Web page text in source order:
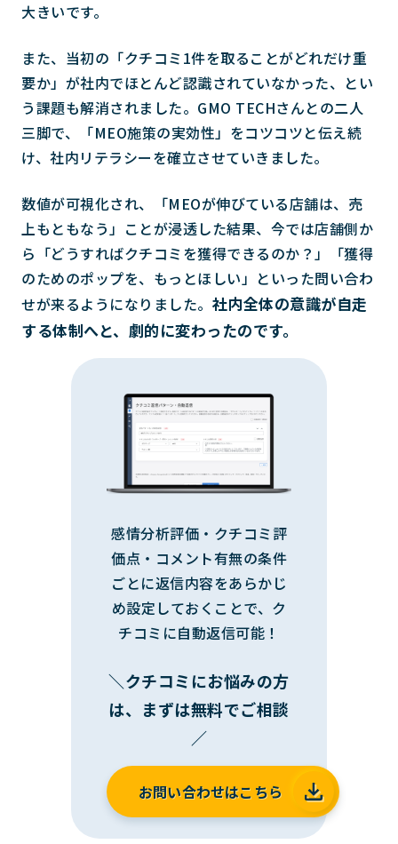
大きいです。
また、当初の「クチコミ1件を取ることがどれだけ重
要か」が社内でほとんど認識されていなかった、とい
う課題も解消されました。GMO TECHさんとの二人
三脚で、「MEO施策の実効性」をコツコツと伝え続
け、社内リテラシーを確立させていきました。
数値が可視化され、「MEOが伸びている店舗は、売
上もともなう」ことが浸透した結果、今では店舗側か
ら「どうすればクチコミを獲得できるのか？」「獲得
のためのポップを、もっとほしい」といった問い合わ
せが来るようになりました。 社内全体の意識が自走
する体制へと、劇的に変わったのです。
感情分析評価・クチコミ評
価点・コメント有無の条件
ごとに返信内容をあらかじ
め設定しておくことで、ク
チコミに自動返信可能！
＼クチコミにお悩みの方
は、まずは無料でご相談
／
お問い合わせはこちら